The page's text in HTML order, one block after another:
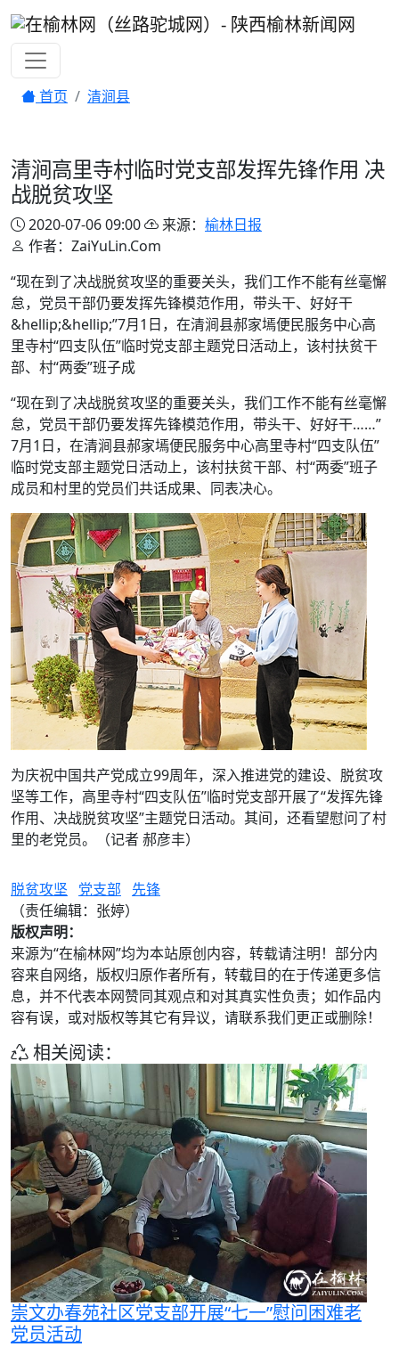
首页 清涧县
清涧高里寺村临时党支部发挥先锋作用 决
战脱贫攻坚
2020-07-06 09:00 来源： 榆林日报
作者：ZaiYuLin.Com
“现在到了决战脱贫攻坚的重要关头，我们工作不能有丝毫懈
怠，党员干部仍要发挥先锋模范作用，带头干、好好干
&hellip;&hellip;”7月1日，在清涧县郝家墕便民服务中心高
里寺村“四支队伍”临时党支部主题党日活动上，该村扶贫干
部、村“两委”班子成
“现在到了决战脱贫攻坚的重要关头，我们工作不能有丝毫懈
怠，党员干部仍要发挥先锋模范作用，带头干、好好干……”
7月1日，在清涧县郝家墕便民服务中心高里寺村“四支队伍”
临时党支部主题党日活动上，该村扶贫干部、村“两委”班子
成员和村里的党员们共话成果、同表决心。
为庆祝中国共产党成立99周年，深入推进党的建设、脱贫攻
坚等工作，高里寺村“四支队伍”临时党支部开展了“发挥先锋
作用、决战脱贫攻坚”主题党日活动。其间，还看望慰问了村
里的老党员。（记者 郝彦丰）
脱贫攻坚 党支部
先锋
（责任编辑：张婷）
版权声明：
来源为“在榆林网”均为本站原创内容，转载请注明！部分内
容来自网络，版权归原作者所有，转载目的在于传递更多信
息，并不代表本网赞同其观点和对其真实性负责；如作品内
容有误，或对版权等其它有异议，请联系我们更正或删除！
相关阅读：
崇文办春苑社区党支部开展“七一”慰问困难老
党员活动